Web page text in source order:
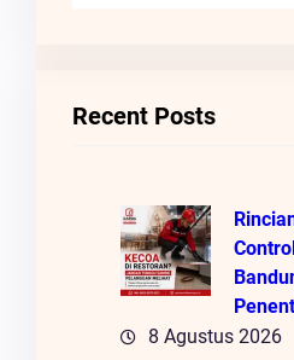
Recent Posts
8 Agustus 2026